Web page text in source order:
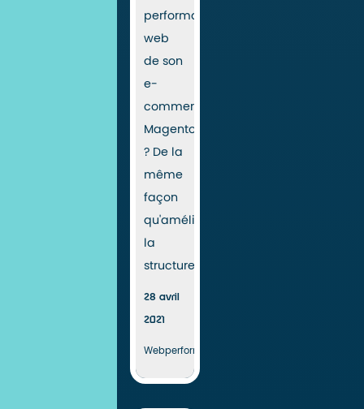
performances
web
de son
e-
commerce
Magento
? De la
même
façon
qu'améliorer
la
structure...
28 avril
2021
Webperformance